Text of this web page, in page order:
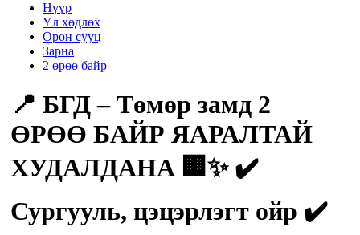
Нүүр
Үл хөдлөх
Орон сууц
Зарна
2 өрөө байр
📍 БГД – Төмөр замд 2
ӨРӨӨ БАЙР ЯАРАЛТАЙ
ХУДАЛДАНА 🏢✨ ✔️
Сургууль, цэцэрлэгт ойр ✔️